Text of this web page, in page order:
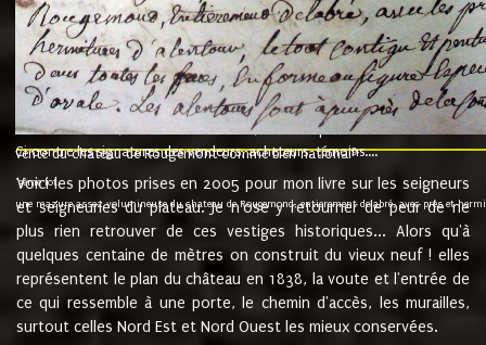
vend, purement simplement et irrevocablement a monseigneur monsieur
et chavannes conseiller du roy au parlement de Bourgogne, present et
que le dit seigneur Baron de la Vellière a sur ses hommes, indivisables et
de la Velliere tout ainsi et comme le dit seigneur Baron et ses
présent......"
suivent les rentes, donation des terriers, etc... au prix de 880 livre louis
Ci contre les signatures des vendeurs, acheteurs, témoins....
vente du château de Rougemont comme bien national9.
"3ème lot
une mazure assez volumineuse du chateau de Rougemond, entierement delabré, avec près et
Voici les photos prises en 2005 pour mon livre sur les seigneurs
et seigneuries du plateau. Je n'ose y retourner de peur de ne
plus rien retrouver de ces vestiges historiques... Alors qu'à
quelques centaine de mètres on construit du vieux neuf ! elles
représentent le plan du château en 1838, la voute et l'entrée de
ce qui ressemble à une porte, le chemin d'accès, les murailles,
surtout celles Nord Est et Nord Ouest les mieux conservées.